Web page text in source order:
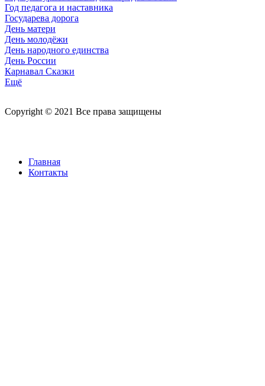
Год педагога и наставника
Государева дорога
День матери
День молодёжи
День народного единства
День России
Карнавал Сказки
Ещё
Copyright © 2021 Все права защищены
Главная
Контакты